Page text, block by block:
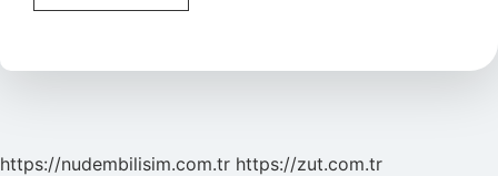
Sayılır
https://nudembilisim.com.tr https://zut.com.tr